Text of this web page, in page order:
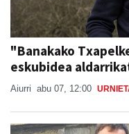
"Banakako
eskubidea
Aiurri abu 07, 12:00